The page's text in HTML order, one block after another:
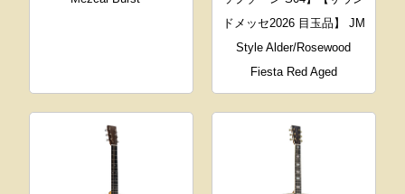
ドメッセ2026 目玉品】 JM
Style Alder/Rosewood
Fiesta Red Aged